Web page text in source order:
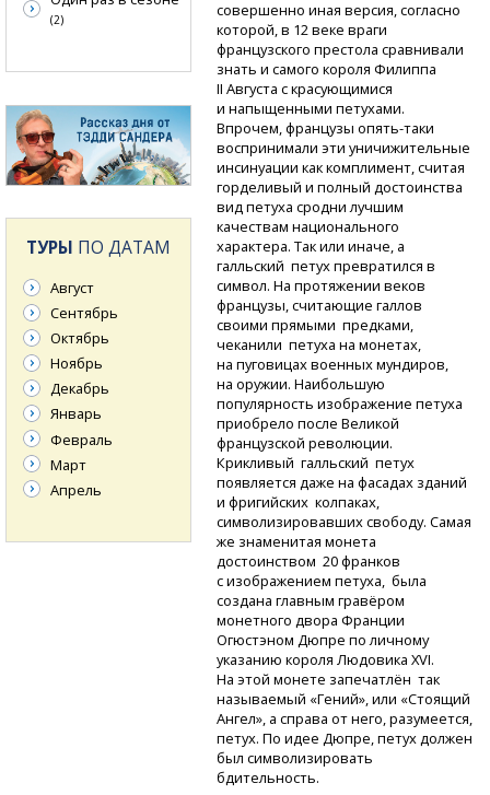
совершенно иная версия, согласно
которой, в 12 веке враги
французского престола сравнивали
знать и самого короля Филиппа
II Августа с красующимися
и напыщенными петухами.
Впрочем, французыопять-таки
воспринимали эти уничижительные
инсинуации как комплимент, считая
горделивый и полный достоинства
вид петуха сродни лучшим
качествам национального
характера. Так или иначе, а
галльский петух превратился в
символ. На протяжении веков
французы, считающие галлов
своими прямыми предками,
чеканили петуха на монетах,
на пуговицах военных мундиров,
на оружии. Наибольшую
популярность изображение петуха
приобрело после Великой
французской революции.
Крикливый галльский петух
появляется даже на фасадах зданий
и фригийских колпаках,
символизировавших свободу. Самая
же знаменитая монета
достоинством 20 франков
с изображением петуха, была
создана главным гравёром
монетного двора Франции
Огюстэном Дюпре по личному
указанию короля Людовика XVI.
На этой монете запечатлён так
называемый «Гений», или «Стоящий
Ангел», а справа от него, разумеется,
петух. По идее Дюпре, петух должен
был символизировать
бдительность.
(2)
ТУРЫ ПО ДАТАМ
Август
Сентябрь
Октябрь
Ноябрь
Декабрь
Январь
Февраль
Март
Апрель